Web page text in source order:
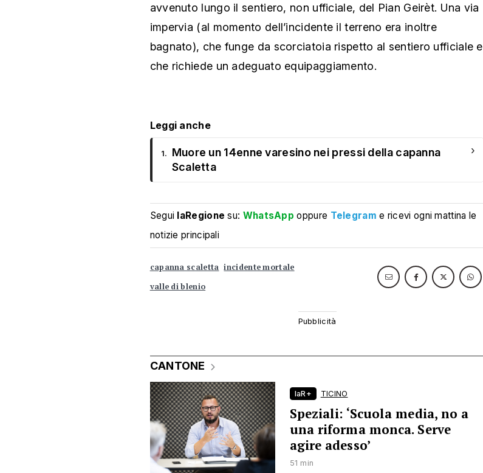
avvenuto lungo il sentiero, non ufficiale, del Pian Geirèt. Una via
impervia (al momento dell’incidente il terreno era inoltre
bagnato), che funge da scorciatoia rispetto al sentiero ufficiale e
che richiede un adeguato equipaggiamento.
Leggi anche
1.
Muore un 14enne varesino nei pressi della capanna
Scaletta
›
Segui laRegione su: WhatsApp oppure Telegram e ricevi ogni mattina le
notizie principali
capanna scaletta incidente mortale
valle di blenio
CANTONE
laR+ TICINO
Speziali: ‘Scuola media, no a
una riforma monca. Serve
agire adesso’
51 min